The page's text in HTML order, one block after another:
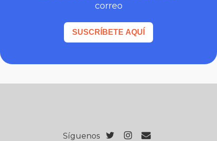
correo
SUSCRÍBETE AQUÍ
Síguenos